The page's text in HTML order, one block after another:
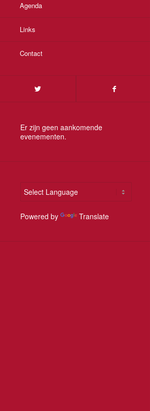
Agenda
Links
Contact
Er zijn geen aankomende
evenementen.
Powered by Translate